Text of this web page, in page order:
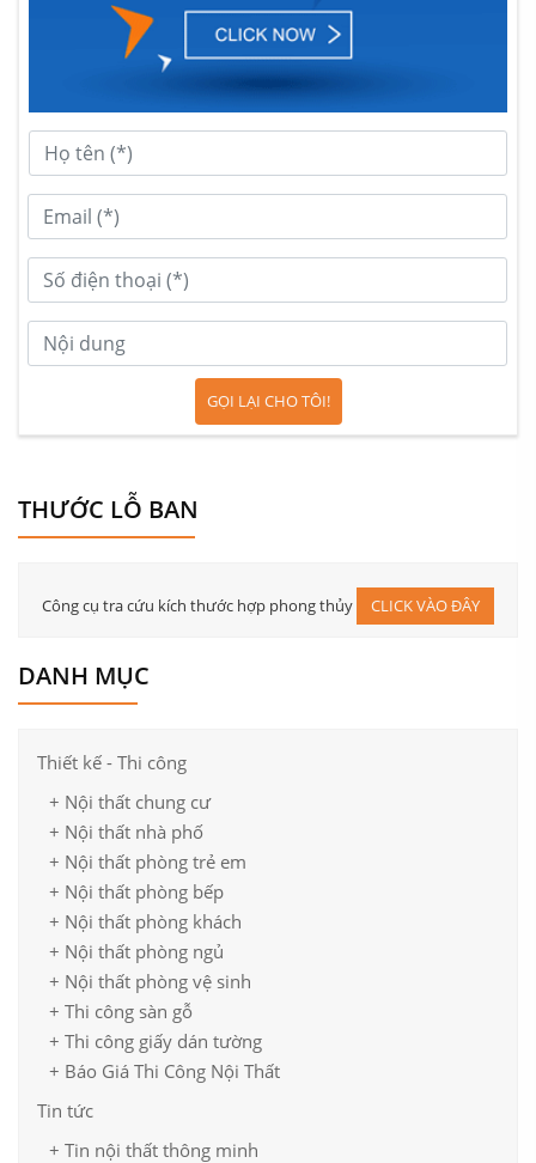
GỌI LẠI CHO TÔI!
THƯỚC LỖ BAN
Công cụ tra cứu kích thước hợp phong thủy CLICK VÀO ĐÂY
DANH MỤC
Thiết kế - Thi công
+ Nội thất chung cư
+ Nội thất nhà phố
+ Nội thất phòng trẻ em
+ Nội thất phòng bếp
+ Nội thất phòng khách
+ Nội thất phòng ngủ
+ Nội thất phòng vệ sinh
+ Thi công sàn gỗ
+ Thi công giấy dán tường
+ Báo Giá Thi Công Nội Thất
Tin tức
+ Tin nội thất thông minh